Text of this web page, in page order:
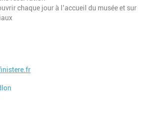
chaque jour à l’accueil du musée et sur